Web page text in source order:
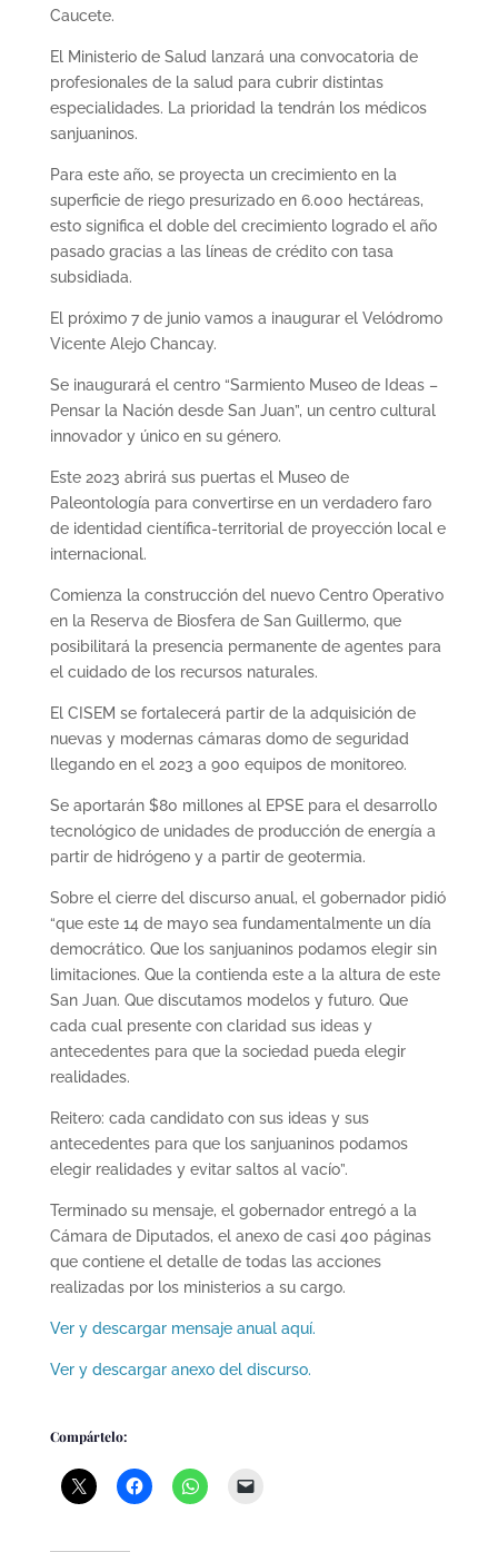
Caucete.
El Ministerio de Salud lanzará una convocatoria de
profesionales de la salud para cubrir distintas
especialidades. La prioridad la tendrán los médicos
sanjuaninos.
Para este año, se proyecta un crecimiento en la
superficie de riego presurizado en 6.000 hectáreas,
esto significa el doble del crecimiento logrado el año
pasado gracias a las líneas de crédito con tasa
subsidiada.
El próximo 7 de junio vamos a inaugurar el Velódromo
Vicente Alejo Chancay.
Se inaugurará el centro “Sarmiento Museo de Ideas –
Pensar la Nación desde San Juan”, un centro cultural
innovador y único en su género.
Este 2023 abrirá sus puertas el Museo de
Paleontología para convertirse en un verdadero faro
de identidad científica-territorial de proyección local e
internacional.
Comienza la construcción del nuevo Centro Operativo
en la Reserva de Biosfera de San Guillermo, que
posibilitará la presencia permanente de agentes para
el cuidado de los recursos naturales.
El CISEM se fortalecerá partir de la adquisición de
nuevas y modernas cámaras domo de seguridad
llegando en el 2023 a 900 equipos de monitoreo.
Se aportarán $80 millones al EPSE para el desarrollo
tecnológico de unidades de producción de energía a
partir de hidrógeno y a partir de geotermia.
Sobre el cierre del discurso anual, el gobernador pidió
“que este 14 de mayo sea fundamentalmente un día
democrático. Que los sanjuaninos podamos elegir sin
limitaciones. Que la contienda este a la altura de este
San Juan. Que discutamos modelos y futuro. Que
cada cual presente con claridad sus ideas y
antecedentes para que la sociedad pueda elegir
realidades.
Reitero: cada candidato con sus ideas y sus
antecedentes para que los sanjuaninos podamos
elegir realidades y evitar saltos al vacío”.
Terminado su mensaje, el gobernador entregó a la
Cámara de Diputados, el anexo de casi 400 páginas
que contiene el detalle de todas las acciones
realizadas por los ministerios a su cargo.
Ver y descargar mensaje anual aquí.
Ver y descargar anexo del discurso.
Compártelo: